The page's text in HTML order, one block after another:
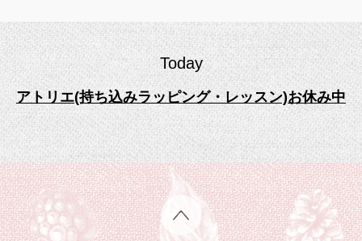
Today
アトリエ(持ち込みラッピング・レッスン)お休み中